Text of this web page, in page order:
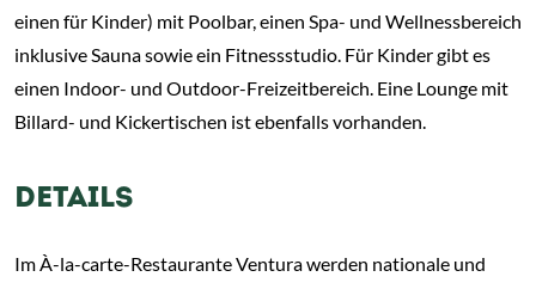
einen für Kinder) mit Poolbar, einen Spa- und Wellnessbereich
inklusive Sauna sowie ein Fitnessstudio. Für Kinder gibt es
einen Indoor- und Outdoor-Freizeitbereich. Eine Lounge mit
Billard- und Kickertischen ist ebenfalls vorhanden.
DETAILS
Im À-la-carte-Restaurante Ventura werden nationale und